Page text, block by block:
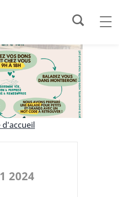
d'accueil
2024